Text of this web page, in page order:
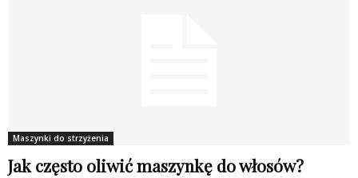
Maszynki do strzyżenia
Jak często oliwić maszynkę do włosów?